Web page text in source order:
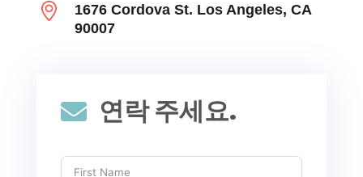
 연락 주세요.
1676 Cordova St. Los Angeles, CA
90007